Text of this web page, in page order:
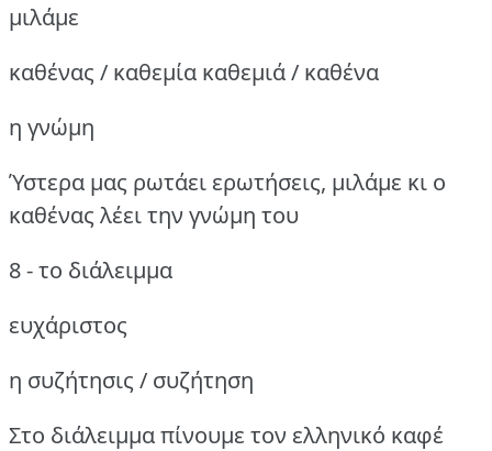
μιλάμε
καθένας / καθεμία καθεμιά / καθένα
η γνώμη
Ύστερα μας ρωτάει ερωτήσεις, μιλάμε κι ο
καθένας λέει την γνώμη του
8 - το διάλειμμα
ευχάριστος
η συζήτησις / συζήτηση
Στο διάλειμμα πίνουμε τον ελληνικό καφέ